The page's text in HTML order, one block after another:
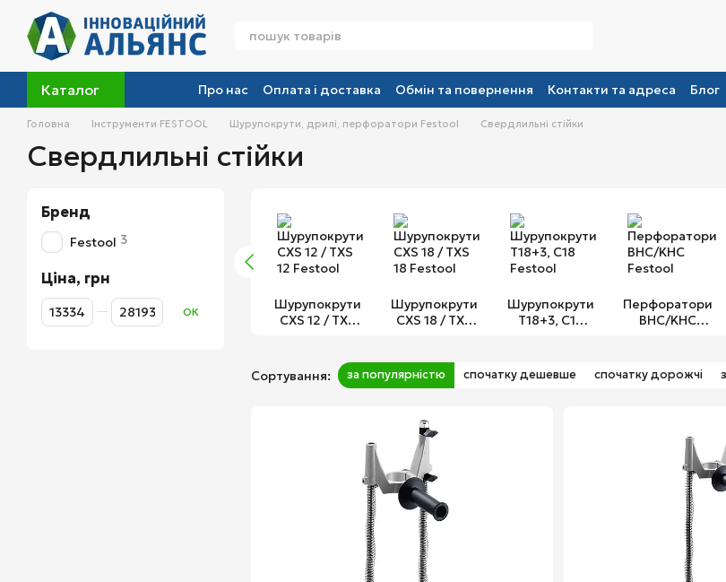
Перейти до основного контенту
Каталог Про нас Оплата і доставка Обмін та повернення Контакти та адреса Блог
Головна Інструменти FESTOOL Шурупокрути, дрилі, перфоратори Festool Свердлильні стійки
Свердлильні стійки
Шурупокрути
CXS 12 / TXS
Шурупокрути
CXS 18 / TXS
Шурупокрути
T18+3, C18
Перфоратори
BHC/KHC
Сортування:
за популярністю спочатку дешевше спочатку дорожчі
Бренд
Festool 3
Ціна, грн
Від Ціна, грн
До Ціна, грн ОК